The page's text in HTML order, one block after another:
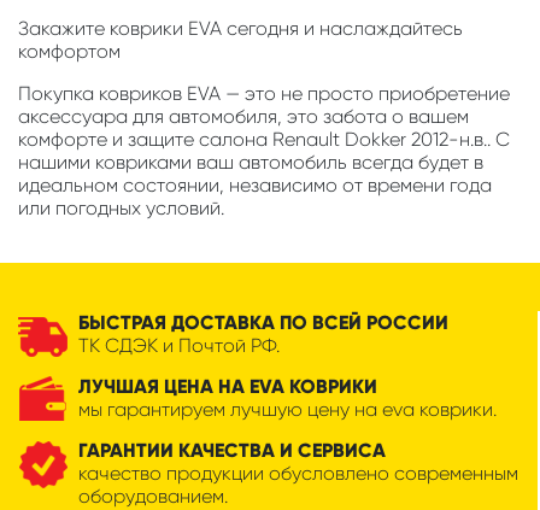
Закажите коврики EVA сегодня и наслаждайтесь
комфортом
Покупка ковриков EVA — это не просто приобретение
аксессуара для автомобиля, это забота о вашем
комфорте и защите салона Renault Dokker 2012-н.в.. С
нашими ковриками ваш автомобиль всегда будет в
идеальном состоянии, независимо от времени года
или погодных условий.
БЫСТРАЯ ДОСТАВКА ПО ВСЕЙ РОССИИ
ТК СДЭК и Почтой РФ.
ЛУЧШАЯ ЦЕНА НА EVA КОВРИКИ
мы гарантируем лучшую цену на eva коврики.
ГАРАНТИИ КАЧЕСТВА И СЕРВИСА
качество продукции обусловлено современным
оборудованием.